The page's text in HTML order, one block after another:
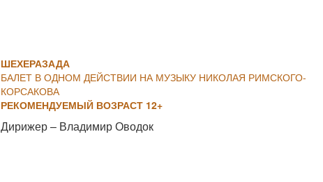
ШЕХЕРАЗАДА
БАЛЕТ В ОДНОМ ДЕЙСТВИИ НА МУЗЫКУ НИКОЛАЯ РИМСКОГО-
КОРСАКОВА
РЕКОМЕНДУЕМЫЙ ВОЗРАСТ 12+
Дирижер – Владимир Оводок